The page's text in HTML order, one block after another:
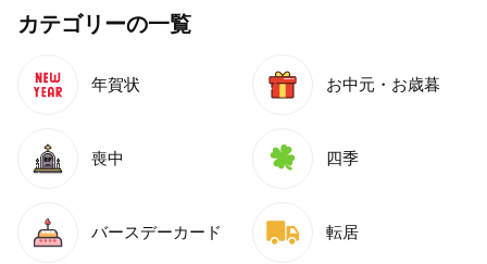
カテゴリーの一覧
年賀状 お中元・お歳暮
喪中 四季
バースデーカード 転居